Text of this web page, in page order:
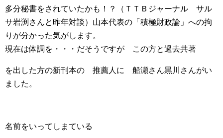
多分秘書をされていたかも！？（ＴＴＢジャーナル サル
サ岩渕さんと昨年対談）山本代表の「積極財政論」への拘
りが分かった気がします。
現在は体調を・・・だそうですが この方と過去共著
を出した方の新刊本の 推薦人に 船瀬さん黒川さんがい
ました。
名前をいってしまている